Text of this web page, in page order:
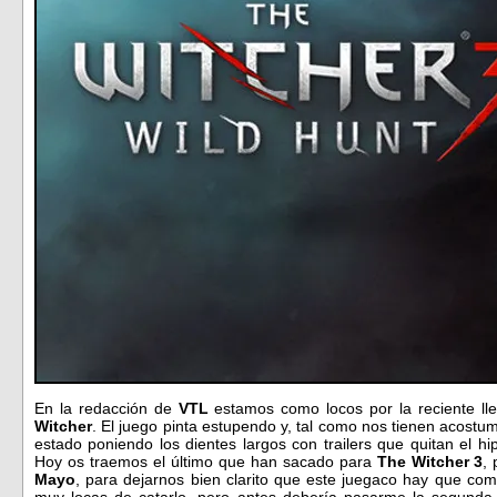
En la redacción de VTL estamos como locos por la reciente
Witcher. El juego pinta estupendo y, tal como nos tienen
estado poniendo los dientes largos con trailers que quitan el
Hoy os traemos el último que han sacado para The Witcher 3
Mayo , para dejarnos bien clarito que este juegaco hay que